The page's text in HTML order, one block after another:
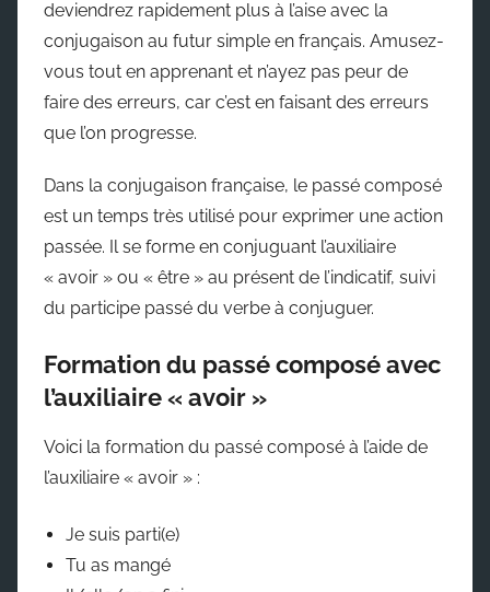
deviendrez rapidement plus à l’aise avec la
conjugaison au futur simple en français. Amusez-
vous tout en apprenant et n’ayez pas peur de
faire des erreurs, car c’est en faisant des erreurs
que l’on progresse.
Dans la conjugaison française, le passé composé
est un temps très utilisé pour exprimer une action
passée. Il se forme en conjuguant l’auxiliaire
« avoir » ou « être » au présent de l’indicatif, suivi
du participe passé du verbe à conjuguer.
Formation du passé composé avec
l’auxiliaire « avoir »
Voici la formation du passé composé à l’aide de
l’auxiliaire « avoir » :
Je suis parti(e)
Tu as mangé